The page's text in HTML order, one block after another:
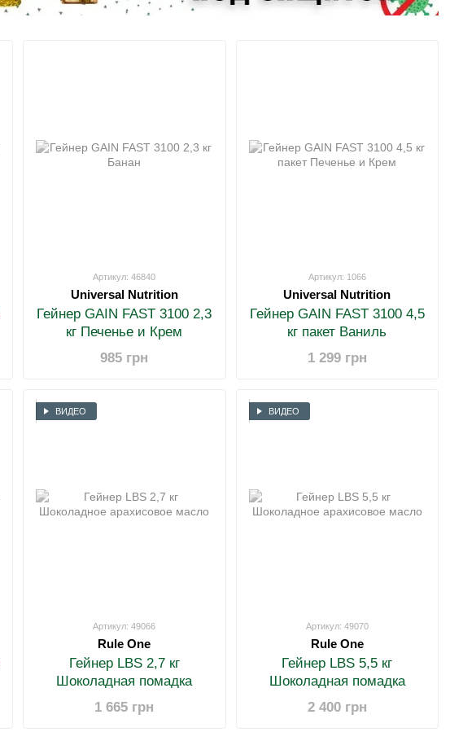
Артикул: 46840
Universal Nutrition
Гейнер GAIN FAST 3100 2,3
кг Печенье и Крем
985 грн
Артикул: 1066
Universal Nutrition
Гейнер GAIN FAST 3100 4,5
кг пакет Ваниль
1 299 грн
ВИДЕО
Артикул: 49066
Rule One
Гейнер LBS 2,7 кг
Шоколадная помадка
1 665 грн
ВИДЕО
Артикул: 49070
Rule One
Гейнер LBS 5,5 кг
Шоколадная помадка
2 400 грн